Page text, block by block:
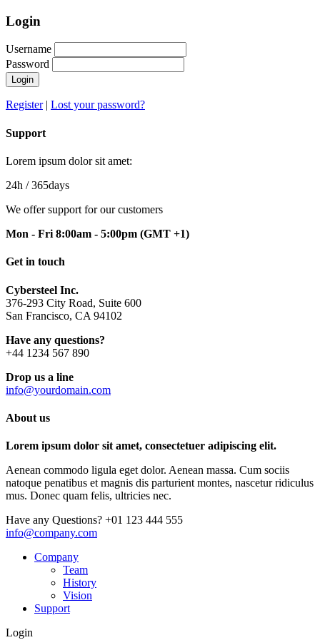
Login
Username
Password
Login
Register| Lost your password?
Support
Lorem ipsum dolor sit amet:
24h / 365days
We offer support for our customers
Mon - Fri 8:00am - 5:00pm (GMT +1)
Get in touch
Cybersteel Inc.
376-293 City Road, Suite 600
San Francisco, CA 94102
Have any questions?
+44 1234 567 890
Drop us a line
info@yourdomain.com
About us
Lorem ipsum dolor sit amet, consectetuer adipiscing elit.
Aenean commodo ligula eget dolor. Aenean massa. Cum sociis
natoque penatibus et magnis dis parturient montes, nascetur ridiculus
mus. Donec quam felis, ultricies nec.
Have any Questions? +01 123 444 555
info@company.com
Company
Team
History
Vision
Support
Login